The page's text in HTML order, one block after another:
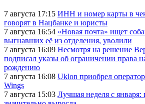
7 августа 17:15 ИНН и номер карты в
говорят в Нацбанке и юристы
7 августа 16:54 «Новая почта» ищет
выгнавших её из отделения, уволили
7 августа 16:09 Несмотря на решение
подписал указы об ограничении права
рождению
7 августа 16:08 Uklon приобрел
Wings
7 августа 15:03 Лучшая неделя с января: